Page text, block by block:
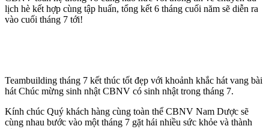
lịch hè kết hợp cùng tập huấn, tổng kết 6 tháng cuối năm sẽ diễn ra
vào cuối tháng 7 tới!
Teambuilding tháng 7 kết thúc tốt đẹp với khoảnh khắc hát vang bài
hát Chúc mừng sinh nhật CBNV có sinh nhật trong tháng 7.
Kính chúc Quý khách hàng cùng toàn thể CBNV Nam Dược sẽ
cùng nhau bước vào một tháng 7 gặt hái nhiều sức khỏe và thành